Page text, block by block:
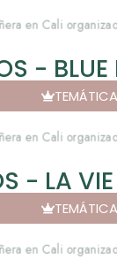
- BLUE
TEMÁTICA
- LA
TEMÁTICA